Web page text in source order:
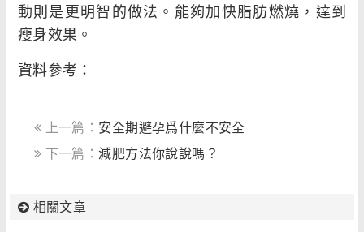
動則是更明智的做法。能夠加快脂肪燃燒，達到
瘦身效果。
資料參考：
上一篇： 安全期避孕爲什麼不安全
下一篇：減肥方法你說說嗎？
相關文章